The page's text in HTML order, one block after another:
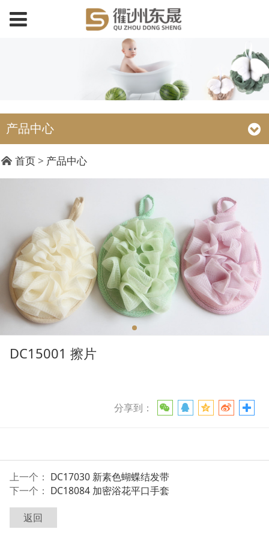
产品中心
DC15001 擦片
首页 > 产品中心
DC15001 擦片
分享到：
上一个： DC17030 新素色蝴蝶结发带
下一个： DC18084 加密浴花平口手套
返回